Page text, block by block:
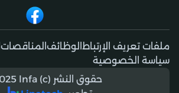
ملفات تعريف الإرتباط الوظائف المناقصات
سياسة الخصوصية
حقوق النشر (c) 2025 lnfa.